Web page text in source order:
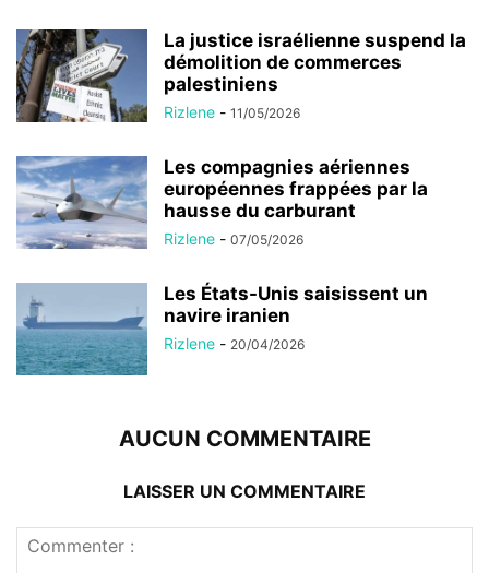
La justice israélienne suspend la
démolition de commerces
palestiniens
Rizlene - 11/05/2026
Les compagnies aériennes
européennes frappées par la
hausse du carburant
Rizlene - 07/05/2026
Les États-Unis saisissent un
navire iranien
Rizlene - 20/04/2026
AUCUN COMMENTAIRE
LAISSER UN COMMENTAIRE